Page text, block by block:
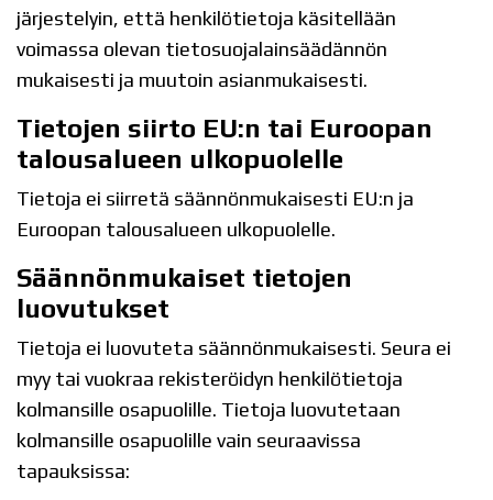
järjestelyin, että henkilötietoja käsitellään
voimassa olevan tietosuojalainsäädännön
mukaisesti ja muutoin asianmukaisesti.
Tietojen siirto EU:n tai Euroopan
talousalueen ulkopuolelle
Tietoja ei siirretä säännönmukaisesti EU:n ja
Euroopan talousalueen ulkopuolelle.
Säännönmukaiset tietojen
luovutukset
Tietoja ei luovuteta säännönmukaisesti. Seura ei
myy tai vuokraa rekisteröidyn henkilötietoja
kolmansille osapuolille. Tietoja luovutetaan
kolmansille osapuolille vain seuraavissa
tapauksissa: